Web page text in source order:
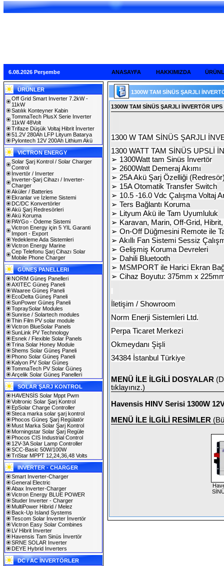
6.08.2026 Perşembe ANASAYFA HAKKIMIZDA
ÜRÜNLER
Off Grid Smart Inverter 7.2kW -
11kW
Satılık Konteyner Kabin
TommaTech PlusX Serie Inverter
11kW 48Volt
Trifaze Düşük Voltaj Hibrit İnverter
51.2V 280Ah LFP Lityum Batarya
Pylontech 12V 200Ah Lithium Akü
VICTRON ENERGY
Solar Şarj Kontrol / Solar Charger
Control
İnvertör / Inverter
İnverter-Şarj Cihazı / Inverter-
Charger
Aküler / Batteries
Ekranlar ve İzleme Sistemi
DC/DC Konvertörler
Akü Şarj Redresörleri
Akü Koruma
PAYGo - Ödeme Sistemi
Victron Energy için 5 YIL Garanti
Import - Export
Yedekleme Ada Sistemleri
Victron Energy Marine
Cep Telefonu Şarj Cihazı Solar
Mobile Phone Charger
GÜNEŞ PANELLERI
NORM Güneş Panelleri
AXITEC Güneş Paneli
Waaree Güneş Paneli
EcoDelta Güneş Paneli
SunPower Güneş Paneli
TopraySolar Modules
Sunrise / Solartech modules
Thin Film PV solar module
Victron BlueSolar Panels
SunLink PV Technology
Esnek / Flexible Solar Panels
Trina Solar Honey Module
Shems Solar Güneş Paneli
Phono Solar Güneş Paneli
Kalyon PV Solar Güneş
TommaTech PV Solar Güneş
Arçelik Solar Güneş Panelleri
SOLAR ŞARJ KONTROL
HAVENSİS Solar Mppt Pwm
Voltronic Solar Şarj Kontrol
EpSolar Charge Controller
Steca marka solar şarj kontrol
Phocos Güneş Şarj Regülatör
Must Marka Solar Şarj Kontrol
Morningstar Solar Şarj Regüle
Phocos CIS Industrial Control
12V-3A Solar Lamp Controller
SCC-Basic 50W/100W
TriStar MPPT 12,24,36,48 Volts
INVERTER - CHARGER
Smart Inverter-Charger
General Electric
Abax Inverter-Charger
Victron Energy BLUE POWER
Studer Inverter - Charger
MultiPower Hibrid / Melez
Back-Up Island Systems
Tescom Solar İnverter İnvertör
Victron Easy Solar Combines
LV Hibrit İnverter
Havensis Tam Sinüs İnvertör
SRNE SOLAR Inverter
DEYE Hybrid Inverters
DC / AC İNVERTÖRLER
1300W TAM SİNÜS ŞARJLI
1300W TAM SİNÜS ŞARJLI İNVERTÖR UPS
1300 W TAM SİNÜS ŞARJLI
1300 WATT TAM SİNÜS UPSLİ
➢ 1300Watt tam Sinüs İnvertör
➢ 2600Watt Demeraj Akımı
➢ 25A Akü Şarj Özelliği (Redresö
➢ 15A Otomatik Transfer Switch
➢ 10.5 -16.0 Vdc Çal ışma Voltaj
➢ Ters Bağlantı Koruma
➢ Lityum Akü ile Tam Uyumluluk
➢ Karavan, Marin, Off-Grid,
➢ On-Off Düğmesini Remote ile
➢ Akı ı Fan Sistemi Sessiz Çal ış
➢ Gelişmiş Koruma Devreleri
➢ Dahili Bluetooth
➢ MSMPORT ile Harici Ekran Ba
➢ Cihaz Boyutu: 375mm x
İletişim / Showroom
Norm Enerji Sistemleri Ltd.
Perpa Ticaret Merkezi
Okmeydanı Şişli
34384 İstanbul Türkiye
MENÜ İLE İLGİLİ DOSYALAR
tıklayınız.)
Havensis HINV Serisi 1300W
MENÜ İLE İLGİLİ RESİMLER